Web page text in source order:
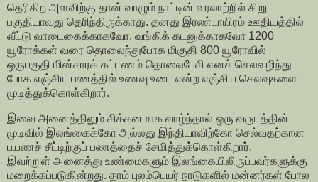
தெரிகிற அளவிற்கு தான் வாழும் நாட்டின் வரலாற்றில் சிறு
பகுதியாவது தெரிந்திருக்காது. தனது இரண்டாயிரம் ஊதியத்தில்
வீட்டு வாடைகைக்காகவோ, வங்கிக் கடனுக்காகவோ 1200
யூரோக்கள் வரை தொலைந்துபோக மிகுதி 800 யூரோவில்
ஒருபகுதி மின்சாரக் கட்டணம் தொலைபேசி எனச் செலவழிந்து
போக எஞ்சிய பணத்தில் உணவு உடை என்ற எஞ்சிய செலவுகளை
முடித்துக்கொள்கிறார்.
இவை அனைத்திலும் சிக்கனமாக வாழ்ந்தால் ஒரு வருடத்தின்
முடிவில் இலங்கைக்கோ அல்லது இந்தியாவிற்கோ செல்வதற்கான
பயணச் சீட்டிற்குப் பணத்தைச் சேமித்துக்கொள்கிறார்.
இவற்றுள் அனைத்து உண்மைகளும் இலங்கையிலிருப்பவர்களுக்கு
மறைக்கப்படுகின்றது. தாம் புலம்பெயர் நாடுகளில் மன்னர்கள் போல